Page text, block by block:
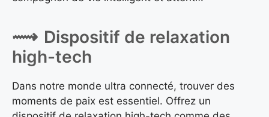
Dispositif de relaxation
high-tech
Dans notre monde ultra connecté, trouver des
moments de paix est essentiel. Offrez un